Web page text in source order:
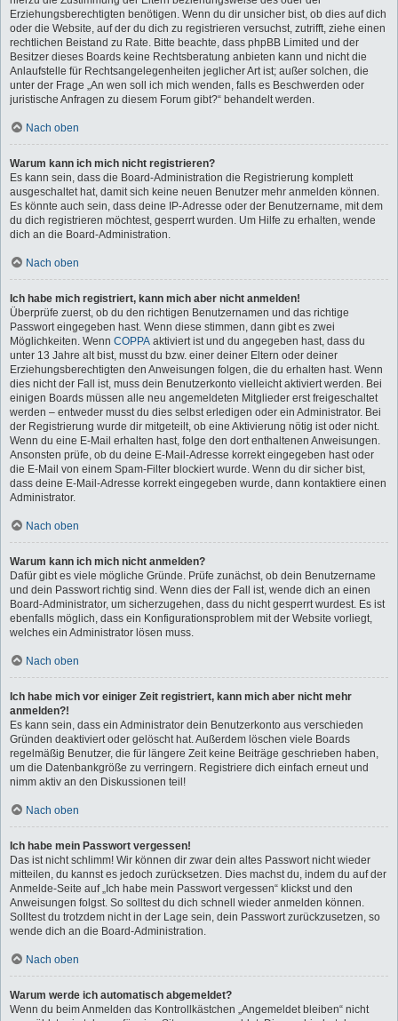
Erziehungsberechtigten benötigen. Wenn du dir unsicher bist, ob dies auf dich
oder die Website, auf der du dich zu registrieren versuchst, zutrifft, ziehe einen
rechtlichen Beistand zu Rate. Bitte beachte, dass phpBB Limited und der
Besitzer dieses Boards keine Rechtsberatung anbieten kann und nicht die
Anlaufstelle für Rechtsangelegenheiten jeglicher Art ist; außer solchen, die
unter der Frage „An wen soll ich mich wenden, falls es Beschwerden oder
juristische Anfragen zu diesem Forum gibt?“ behandelt werden.
Nach oben
Warum kann ich mich nicht registrieren?
Es kann sein, dass die Board-Administration die Registrierung komplett
ausgeschaltet hat, damit sich keine neuen Benutzer mehr anmelden können.
Es könnte auch sein, dass deine IP-Adresse oder der Benutzername, mit dem
du dich registrieren möchtest, gesperrt wurden. Um Hilfe zu erhalten, wende
dich an die Board-Administration.
Nach oben
Ich habe mich registriert, kann mich aber nicht anmelden!
Überprüfe zuerst, ob du den richtigen Benutzernamen und das richtige
Passwort eingegeben hast. Wenn diese stimmen, dann gibt es zwei
Möglichkeiten. Wenn COPPA aktiviert ist und du angegeben hast, dass du
unter 13 Jahre alt bist, musst du bzw. einer deiner Eltern oder deiner
Erziehungsberechtigten den Anweisungen folgen, die du erhalten hast. Wenn
dies nicht der Fall ist, muss dein Benutzerkonto vielleicht aktiviert werden. Bei
einigen Boards müssen alle neu angemeldeten Mitglieder erst freigeschaltet
werden – entweder musst du dies selbst erledigen oder ein Administrator. Bei
der Registrierung wurde dir mitgeteilt, ob eine Aktivierung nötig ist oder nicht.
Wenn du eine E-Mail erhalten hast, folge den dort enthaltenen Anweisungen.
Ansonsten prüfe, ob du deine E-Mail-Adresse korrekt eingegeben hast oder
die E-Mail von einem Spam-Filter blockiert wurde. Wenn du dir sicher bist,
dass deine E-Mail-Adresse korrekt eingegeben wurde, dann kontaktiere einen
Administrator.
Nach oben
Warum kann ich mich nicht anmelden?
Dafür gibt es viele mögliche Gründe. Prüfe zunächst, ob dein Benutzername
und dein Passwort richtig sind. Wenn dies der Fall ist, wende dich an einen
Board-Administrator, um sicherzugehen, dass du nicht gesperrt wurdest. Es ist
ebenfalls möglich, dass ein Konfigurationsproblem mit der Website vorliegt,
welches ein Administrator lösen muss.
Nach oben
Ich habe mich vor einiger Zeit registriert, kann mich aber nicht mehr
anmelden?!
Es kann sein, dass ein Administrator dein Benutzerkonto aus verschieden
Gründen deaktiviert oder gelöscht hat. Außerdem löschen viele Boards
regelmäßig Benutzer, die für längere Zeit keine Beiträge geschrieben haben,
um die Datenbankgröße zu verringern. Registriere dich einfach erneut und
nimm aktiv an den Diskussionen teil!
Nach oben
Ich habe mein Passwort vergessen!
Das ist nicht schlimm! Wir können dir zwar dein altes Passwort nicht wieder
mitteilen, du kannst es jedoch zurücksetzen. Dies machst du, indem du auf der
Anmelde-Seite auf „Ich habe mein Passwort vergessen“ klickst und den
Anweisungen folgst. So solltest du dich schnell wieder anmelden können.
Solltest du trotzdem nicht in der Lage sein, dein Passwort zurückzusetzen, so
wende dich an die Board-Administration.
Nach oben
Warum werde ich automatisch abgemeldet?
Wenn du beim Anmelden das Kontrollkästchen „Angemeldet bleiben“ nicht